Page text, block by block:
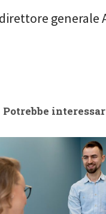
generale
Potrebbe